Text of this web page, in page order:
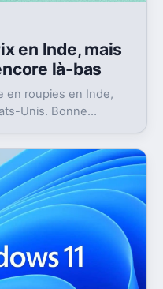
en Inde, mais
là-bas
en roupies en Inde,
Unis. Bonne